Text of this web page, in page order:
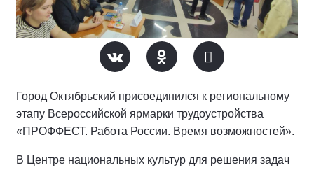
Город Октябрьский присоединился к региональному
этапу Всероссийской ярмарки трудоустройства
«ПРОФФЕСТ. Работа России. Время возможностей».
В Центре национальных культур для решения задач